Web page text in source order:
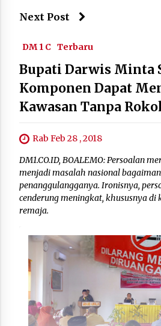
Next Post
DM 1 C Terbaru
Bupati Darwis Minta
Komponen Dapat
Kawasan Tanpa
Rab Feb 28 , 2018
DM1.CO.ID, BOALEMO: Persoalan
menjadi masalah nasional
penanggulangganya. Ironisnya,
cenderung meningkat, khususnya di
remaja.